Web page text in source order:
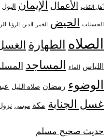
أهل الكتاب الأعمال الإيمان البول
الحسنات الحيض الخمر الدين الرؤيا
الصلاه الطهارة
اللباس الماء المساجد
الوضوء رمضان صلاه الليل
غسل الجنابة مكة موسى
حديث صحيح مسلم